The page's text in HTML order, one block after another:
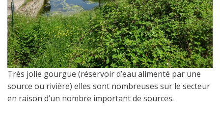
Très jolie gourgue (réservoir d’eau alimenté par une
source ou rivière) elles sont nombreuses sur le secteur
en raison d’un nombre important de sources.